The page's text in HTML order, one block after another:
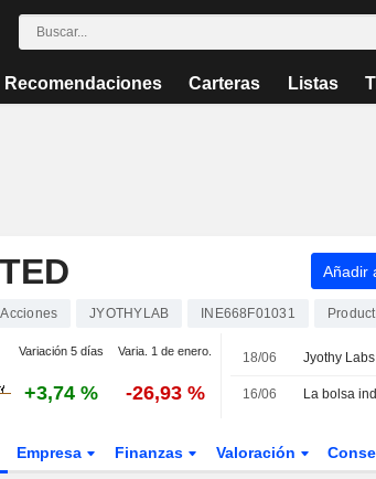
Recomendaciones Carteras Listas
Añadir
Acciones JYOTHYLAB INE668F01031
Variación 5 días Varia. 1 de enero.
+3,74 % -26,93 %
18/06
16/06
Empresa Finanzas Valoración